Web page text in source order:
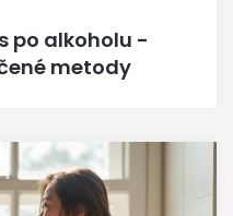
po alkoholu -
metody